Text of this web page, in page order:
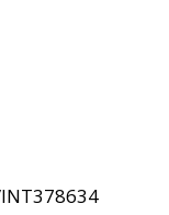
INT378634